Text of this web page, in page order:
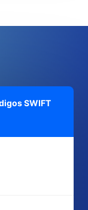
SWIFT